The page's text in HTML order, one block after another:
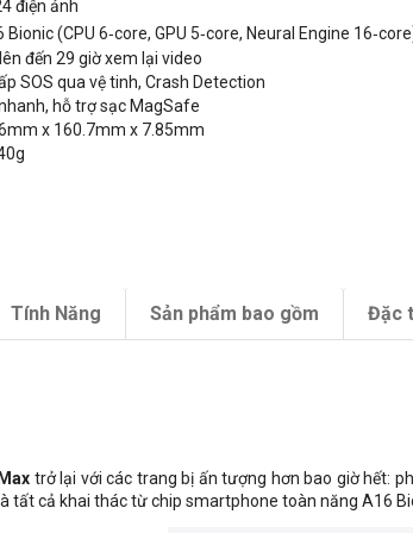
điện ảnh
(CPU 6‑core, GPU 5‑core, Neural Engine
đến 29 giờ xem lại video
SOS qua vệ tinh, Crash Detection
hỗ trợ sạc MagSafe
mm x 160.7mm x 7.85mm
Tính Năng Sản phẩm bao gồm Đặc
trở lại với các trang bị ấn tượng hơn bao giờ hết:
tất cả khai thác từ chip smartphone toàn năng A16